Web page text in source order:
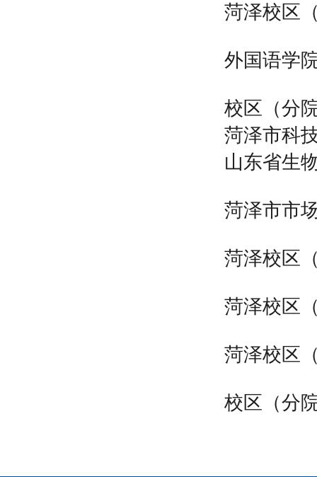
菏泽校区
外国语学
校区（分
菏泽市科
山东省生
菏泽市市
菏泽校区
菏泽校区
菏泽校区
校区（分